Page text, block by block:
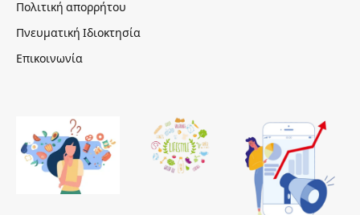
Πολιτική απορρήτου
Πνευματική Ιδιοκτησία
Επικοινωνία